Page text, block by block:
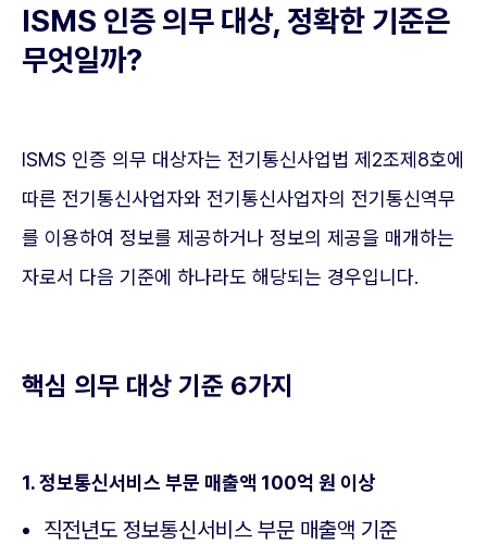
ISMS 인증 의무 대상, 정확한 기준은
무엇일까?
ISMS 인증 의무 대상자는 전기통신사업법 제2조제8호에
따른 전기통신사업자와 전기통신사업자의 전기통신역무
를 이용하여 정보를 제공하거나 정보의 제공을 매개하는
자로서 다음 기준에 하나라도 해당되는 경우입니다.
핵심 의무 대상 기준 6가지
1. 정보통신서비스 부문 매출액 100억 원 이상
직전년도 정보통신서비스 부문 매출액 기준